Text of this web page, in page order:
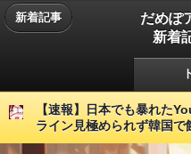
新着記事
だめぽ
新着
【速報】日本でも暴れた
ライン見極められず韓国で